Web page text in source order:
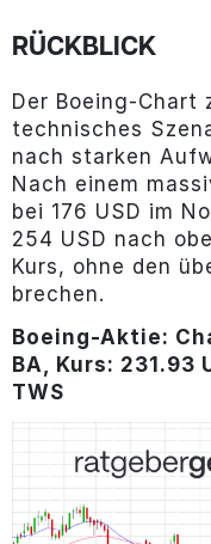
RÜCKBLICK
Der Boeing-Chart
technisches
nach starken
Nach einem
bei 176 USD im
254 USD nach
Kurs, ohne den
brechen.
Boeing-Aktie:
BA, Kurs: 231.93
TWS